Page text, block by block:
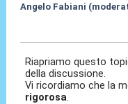
Angelo Fabiani
Riapriamo questo
della discussione.
Vi ricordiamo che la
rigorosa.